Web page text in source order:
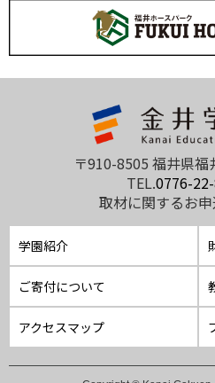
〒910-8505 福井県
TEL.0776-
取材に関するお
学園紹介
ご寄付について
アクセスマップ